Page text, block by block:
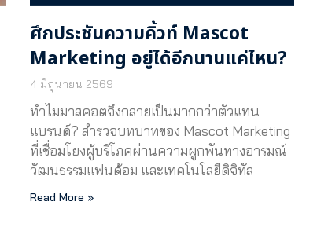
ศึกประชันความคิ้วท์ Mascot
Marketing อยู่ได้อีกนานแค่ไหน?
4 มิถุนายน 2569
ทำไมมาสคอตจึงกลายเป็นมากกว่าตัวแทน
แบรนด์? สำรวจบทบาทของ Mascot Marketing
ที่เชื่อมโยงผู้บริโภคผ่านความผูกพันทางอารมณ์
วัฒนธรรมแฟนด้อม และเทคโนโลยีดิจิทัล
Read More »